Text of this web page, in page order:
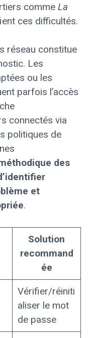
comme La
ces difficultés.
réseau constitue
Les
ou les
parfois l’accès
connectés via
politiques de
des
et
.
Solution
recommand
ée
Vérifier/réiniti
aliser le mot
de passe